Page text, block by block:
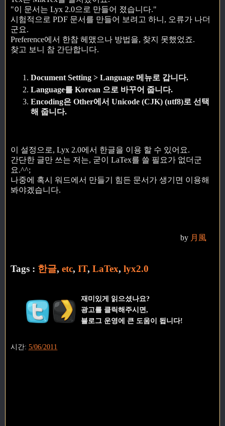
"이 문서는 Lyx 2.0으로 만들어 졌습니다."
시험적으로 PDF 문서를 만들어 보려고 하니, 오류가 나더
군요.
Preference에서 한참 헤맸으나 방법을, 찾지 못했었죠.
찾고 보니 참 간단합니다.
Document Setting > Language 메뉴로 갑니다.
Language를 Korean 으로 바꾸어 줍니다.
Encoding은 Other에서 Unicode (CJK) (utf8)로 선택
해 줍니다.
이 설정으로, Lyx 2.0에서 한글을 이용 할 수 있어요.
간단한 글만 쓰는 저는, 굳이 LaTex를 쓸 필요가 없더군
요.^^;
나중에 혹시 워드에서 만들기 힘든 문서가 생기면 이용해
봐야겠습니다.
by 月風
Tags : 한글, etc, IT, LaTex, lyx2.0
재미있게 읽으셨나요?
광고를 클릭해주시면,
블로그 운영에 큰 도움이 됩니다!
시간: 5/06/2011